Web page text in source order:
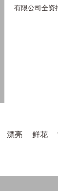
有限公司全资
漂亮 鲜花